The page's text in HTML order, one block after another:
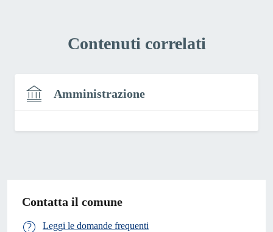
Contenuti correlati
Amministrazione
Contatta il comune
Leggi le domande frequenti